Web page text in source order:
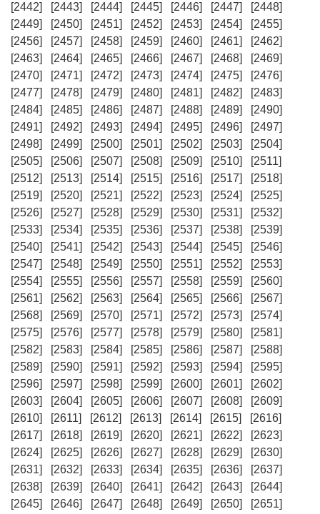
[2442]
[2443] [2444] [2445] [2446] [2447]
[2448]
[2449]
[2450] [2451] [2452] [2453] [2454]
[2455]
[2456]
[2457] [2458] [2459] [2460] [2461]
[2462]
[2463]
[2464] [2465] [2466] [2467] [2468]
[2469]
[2470]
[2471] [2472] [2473] [2474] [2475]
[2476]
[2477]
[2478] [2479] [2480] [2481] [2482]
[2483]
[2484]
[2485] [2486] [2487] [2488] [2489]
[2490]
[2491]
[2492] [2493] [2494] [2495] [2496]
[2497]
[2498]
[2499] [2500] [2501] [2502] [2503]
[2504]
[2505]
[2506] [2507] [2508] [2509] [2510]
[2511]
[2512]
[2513] [2514] [2515] [2516] [2517]
[2518]
[2519]
[2520] [2521] [2522] [2523] [2524]
[2525]
[2526]
[2527] [2528] [2529] [2530] [2531]
[2532]
[2533]
[2534] [2535] [2536] [2537] [2538]
[2539]
[2540]
[2541] [2542] [2543] [2544] [2545]
[2546]
[2547]
[2548] [2549] [2550] [2551] [2552]
[2553]
[2554]
[2555] [2556] [2557] [2558] [2559]
[2560]
[2561]
[2562] [2563] [2564] [2565] [2566]
[2567]
[2568]
[2569] [2570] [2571] [2572] [2573]
[2574]
[2575]
[2576] [2577] [2578] [2579] [2580]
[2581]
[2582]
[2583] [2584] [2585] [2586] [2587]
[2588]
[2589]
[2590] [2591] [2592] [2593] [2594]
[2595]
[2596]
[2597] [2598] [2599] [2600] [2601]
[2602]
[2603]
[2604] [2605] [2606] [2607] [2608]
[2609]
[2610]
[2611] [2612] [2613] [2614] [2615]
[2616]
[2617]
[2618] [2619] [2620] [2621] [2622]
[2623]
[2624]
[2625] [2626] [2627] [2628] [2629]
[2630]
[2631]
[2632] [2633] [2634] [2635] [2636]
[2637]
[2638]
[2639] [2640] [2641] [2642] [2643]
[2644]
[2645]
[2646] [2647] [2648] [2649] [2650]
[2651]